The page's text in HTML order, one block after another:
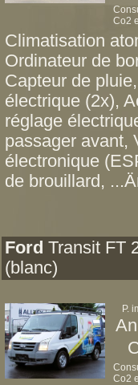
Co2
Climatisation
Ordinateur de
Capteur de
électrique (2x),
réglage
passager avant,
électronique
de brouillard,
Ford Transit FT
(blanc)
P.
Co2